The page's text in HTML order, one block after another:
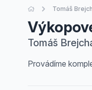
Úvodní stránka
Tomáš
Tomáš
Provádíme